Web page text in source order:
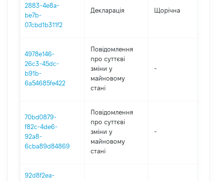
2883-4e8a-
be7b-
07cbd1b311f2
Декларація Щорічна
4978e146-
26c3-45dc-
b91b-
6a54685fe422
Повідомлення
про суттєві
зміни y
майновому
стані
-
70bd0879-
f82c-4de6-
92a8-
6cba89d84869
Повідомлення
про суттєві
зміни y
майновому
стані
-
92d8f2ea-